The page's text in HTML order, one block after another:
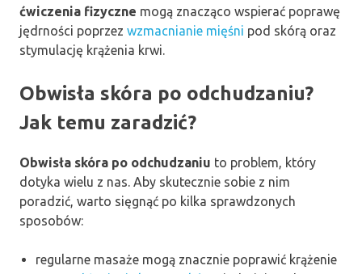
ćwiczenia fizyczne mogą znacząco wspierać poprawę
jędrności poprzez wzmacnianie mięśni pod skórą oraz
stymulację krążenia krwi.
Obwisła skóra po odchudzaniu?
Jak temu zaradzić?
Obwisła skóra po odchudzaniu to problem, który
dotyka wielu z nas. Aby skutecznie sobie z nim
poradzić, warto sięgnąć po kilka sprawdzonych
sposobów:
regularne masaże mogą znacznie poprawić krążenie